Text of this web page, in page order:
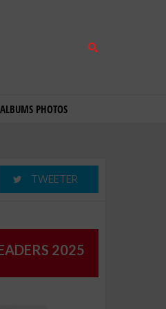
ALBUMS PHOTOS
TWEETER
2025